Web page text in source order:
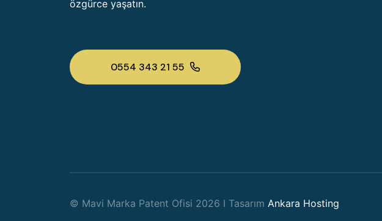
özgürce yaşatın.
0554 343 21 55
© Mavi Marka Patent Ofisi 2026 I Tasarım Ankara Hosting